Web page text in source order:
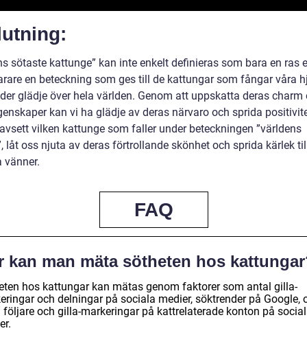
sötaste kattunge” kan inte enkelt definieras som bara en ras
en beteckning som ges till de kattungar som fångar våra
glädje över hela världen. Genom att uppskatta deras charm
kan vi ha glädje av deras närvaro och sprida
vilken kattunge som faller under beteckningen ”världens
låt oss njuta av deras förtrollande skönhet och sprida kärlek
vänner.
FAQ
kan man mäta sötheten hos
hos kattungar kan mätas genom faktorer som antal gilla-
och delningar på sociala medier, söktrender på Google,
följare och gilla-markeringar på kattrelaterade konton på